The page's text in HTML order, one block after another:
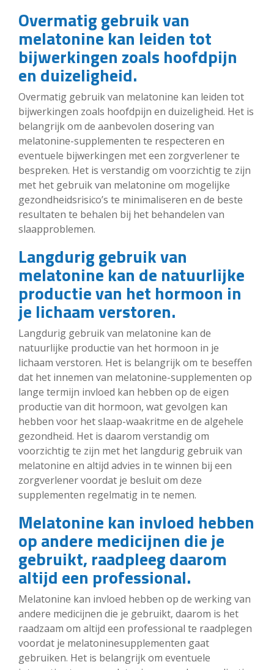
Overmatig gebruik van
melatonine kan leiden tot
bijwerkingen zoals hoofdpijn
en duizeligheid.
Overmatig gebruik van melatonine kan leiden tot
bijwerkingen zoals hoofdpijn en duizeligheid. Het is
belangrijk om de aanbevolen dosering van
melatonine-supplementen te respecteren en
eventuele bijwerkingen met een zorgverlener te
bespreken. Het is verstandig om voorzichtig te zijn
met het gebruik van melatonine om mogelijke
gezondheidsrisico’s te minimaliseren en de beste
resultaten te behalen bij het behandelen van
slaapproblemen.
Langdurig gebruik van
melatonine kan de natuurlijke
productie van het hormoon in
je lichaam verstoren.
Langdurig gebruik van melatonine kan de
natuurlijke productie van het hormoon in je
lichaam verstoren. Het is belangrijk om te beseffen
dat het innemen van melatonine-supplementen op
lange termijn invloed kan hebben op de eigen
productie van dit hormoon, wat gevolgen kan
hebben voor het slaap-waakritme en de algehele
gezondheid. Het is daarom verstandig om
voorzichtig te zijn met het langdurig gebruik van
melatonine en altijd advies in te winnen bij een
zorgverlener voordat je besluit om deze
supplementen regelmatig in te nemen.
Melatonine kan invloed hebben
op andere medicijnen die je
gebruikt, raadpleeg daarom
altijd een professional.
Melatonine kan invloed hebben op de werking van
andere medicijnen die je gebruikt, daarom is het
raadzaam om altijd een professional te raadplegen
voordat je melatoninesupplementen gaat
gebruiken. Het is belangrijk om eventuele